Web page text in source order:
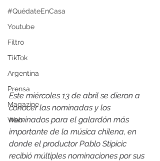
#QuédateEnCasa
Youtube
Filtro
TikTok
Argentina
Prensa
Magazine
Web
Este miércoles 13 de abril se dieron a
conocer las nominadas y los
nominados para el galardón más
importante de la música chilena, en
donde el productor Pablo Stipicic
recibió múltiples nominaciones por sus